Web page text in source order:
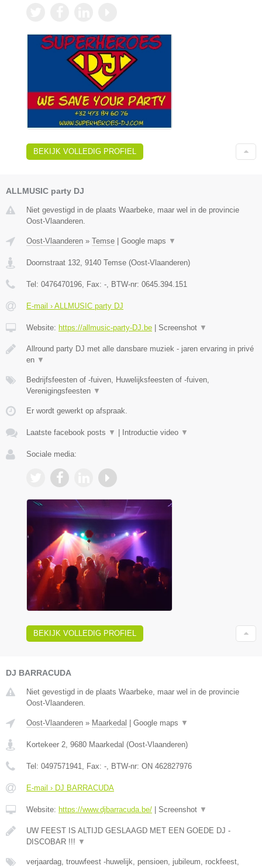
BEKIJK VOLLEDIG PROFIEL
ALLMUSIC party DJ
Niet gevestigd in de plaats Waarbeke, maar wel in de provincie
Oost-Vlaanderen.
Oost-Vlaanderen » Temse Google maps ▼
Doornstraat 132 9140 Temse (Oost-Vlaanderen)
Tel: 0476470196 , Fax: - , BTW-nr: 0645.394.151
E-mail › ALLMUSIC party DJ
Website: https://allmusic-party-DJ.be Screenshot ▼
Allround party DJ met alle dansbare muziek - jaren ervaring in privé
en ▼
Bedrijfsfeesten of -fuiven, Huwelijksfeesten of -fuiven,
Verenigingsfeesten ▼
Er wordt gewerkt op afspraak.
Laatste facebook posts ▼ Introductie video ▼
Sociale media:
BEKIJK VOLLEDIG PROFIEL
DJ BARRACUDA
Niet gevestigd in de plaats Waarbeke, maar wel in de provincie
Oost-Vlaanderen.
Oost-Vlaanderen » Maarkedal Google maps ▼
Kortekeer 2, 9680 Maarkedal (Oost-Vlaanderen)
Tel: 0497571941, Fax: -, BTW-nr: ON 462827976
E-mail › DJ BARRACUDA
Website: https://www.djbarracuda.be/ Screenshot ▼
UW FEEST IS ALTIJD GESLAAGD MET EEN GOEDE DJ -
DISCOBAR !!! ▼
verjaardag, trouwfeest -huwelijk, pensioen, jubileum, rockfeest,